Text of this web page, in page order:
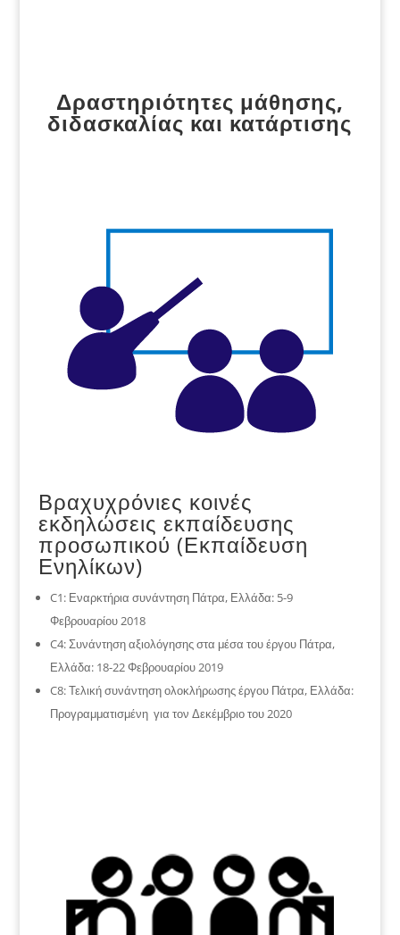
Δραστηριότητες μάθησης,
διδασκαλίας και κατάρτισης
Βραχυχρόνιες κοινές
εκδηλώσεις εκπαίδευσης
προσωπικού (Εκπαίδευση
Ενηλίκων)
C1: Εναρκτήρια συνάντηση Πάτρα, Ελλάδα: 5-9
Φεβρουαρίου 2018
C4: Συνάντηση αξιολόγησης στα μέσα του έργου Πάτρα,
Ελλάδα: 18-22 Φεβρουαρίου 2019
C8: Τελική συνάντηση ολοκλήρωσης έργου Πάτρα, Ελλάδα:
Προγραμματισμένη για τον Δεκέμβριο του 2020